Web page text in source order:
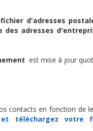
fichier d'adresses
des adresses
est mise à jour
contacts en fonction de
et téléchargez votre